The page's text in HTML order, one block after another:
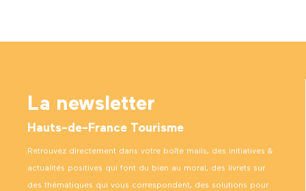
La newsletter
Hauts-de-France Tourisme
Retrouvez directement dans votre boîte mails, des initiatives &
actualités positives qui font du bien au moral, des livrets sur
des thématiques qui vous correspondent, des solutions pour